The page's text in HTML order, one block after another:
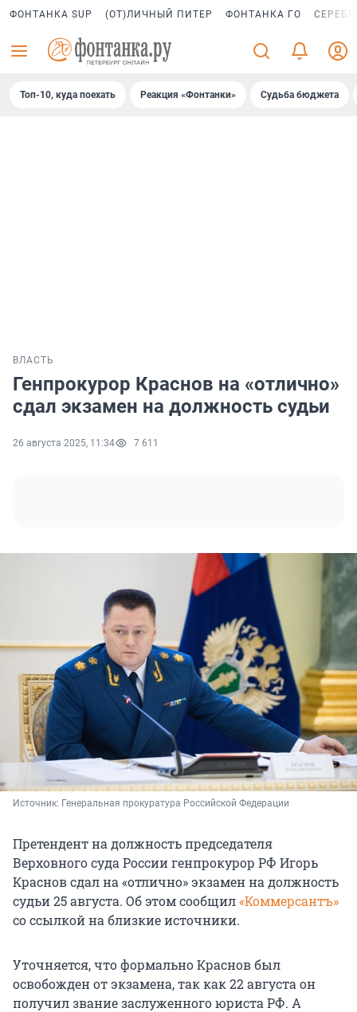
ФОНТАНКА SUP (ОТ)ЛИЧНЫЙ ПИТЕР ФОНТАНКА ГО
Топ-10, куда поехать Реакция «Фонтанки» Судьба бюджета
ВЛАСТЬ
Генпрокурор Краснов на «отлично»
сдал экзамен на должность судьи
26 августа 2025, 11:34 7 611
Источник: Генеральная прокуратура Российской Федерации
Претендент на должность председателя
Верховного суда России генпрокурор РФ Игорь
Краснов сдал на «отлично» экзамен на должность
судьи 25 августа. Об этом сообщил«Коммерсантъ»
со ссылкой на близкие источники.
Уточняется, что формально Краснов был
освобожден от экзамена, так как 22 августа он
получил звание заслуженного юриста РФ. А